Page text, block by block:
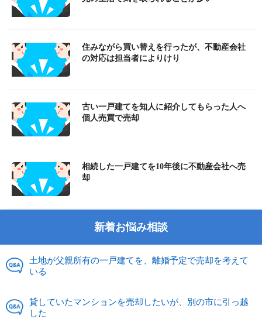
住みながら買い替えを行ったが、不動産会社
の対応は担当者によりけり
古い一戸建てを知人に紹介してもらった人へ
個人売買で売却
相続した一戸建てを10年後に不動産会社へ売
却
新着お悩み相談
土地が父親所有の一戸建てを、離婚予定で売却を考えて
いる
貸していたマンションを売却したいが、別の市に引っ越
した